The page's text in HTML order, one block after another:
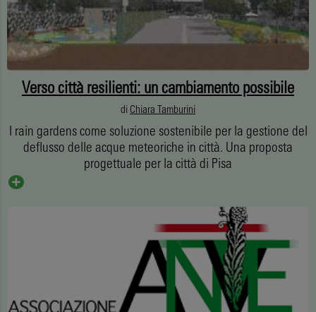
Verso città resilienti: un cambiamento possibile
di Chiara Tamburini
I rain gardens come soluzione sostenibile per la gestione del
deflusso delle acque meteoriche in città. Una proposta
progettuale per la città di Pisa